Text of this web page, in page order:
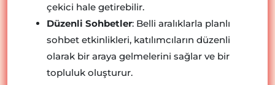
çekici hale getirebilir.
Düzenli Sohbetler: Belli aralıklarla planlı
sohbet etkinlikleri, katılımcıların düzenli
olarak bir araya gelmelerini sağlar ve bir
topluluk oluşturur.